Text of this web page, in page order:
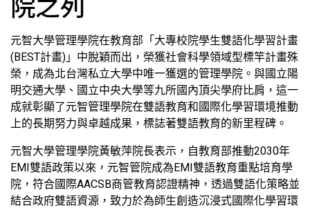
元智大學管理學院在教育部「大專校院學生雙語化學習計畫
(BEST計畫)」中脫穎而出，榮獲社會科學領域型標竿計畫殊
榮，成為北台灣私立大學中唯一獲選的管理學院。與國立陽
明交通大學、國立中央大學等九所國內頂尖學府比肩，這一
成就彰顯了元智管理學院在雙語教育和國際化學習環境推動
上的長期努力與卓越成果，標誌著雙語教育的新里程碑。
元智大學管理學院黃敏萍院長表示，自教育部推動2030年
EMI雙語政策以來，元智管院成為EMI雙語教育重點培育學
院，符合國際AACSB商管教育認證精神，透過雙語化策略並
結合政府雙語資源，致力於為師生創造沉浸式國際化學習環